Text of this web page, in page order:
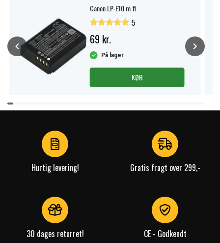
Canon LP-E10 m.fl.
5
69 kr.
På lager
KØB
Item
1
Hurtig levering! Gratis fragt over 299,-
30 dages returret! CE - Godkendt